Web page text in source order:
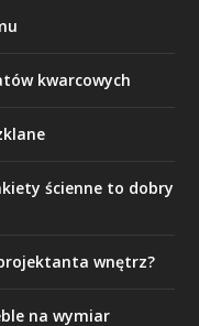
kwarcowych
ścienne to dobry
wnętrz?
na wymiar